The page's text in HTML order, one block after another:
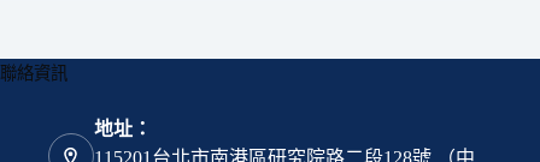
聯絡資訊
地址：
115201台北市南港區研究院路二段128號 （中